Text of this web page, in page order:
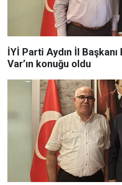
İYİ Parti Aydın İl
Var’ın konuğu oldu